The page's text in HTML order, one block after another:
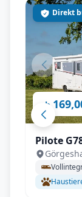
ab
Direkt
Pilote
Autrak,
Backofen